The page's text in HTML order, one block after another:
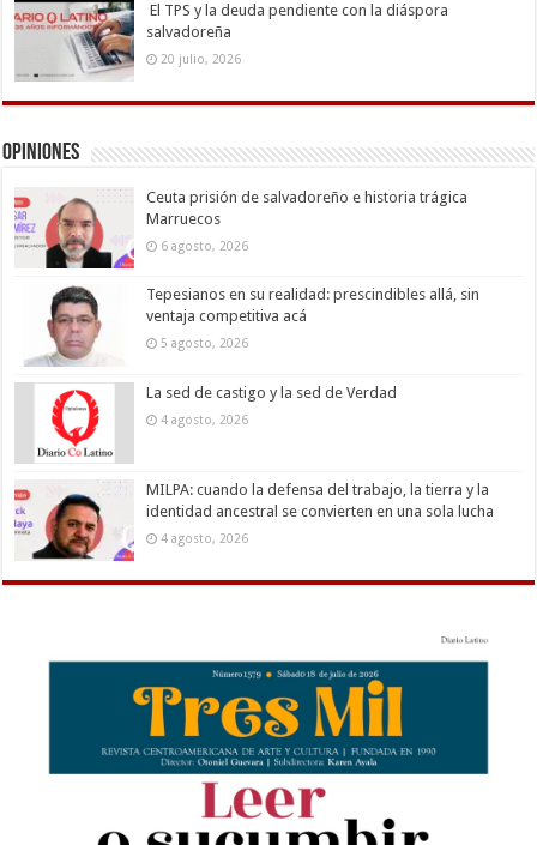
El TPS y la deuda pendiente con la diáspora
salvadoreña
20 julio, 2026
Opiniones
Ceuta prisión de salvadoreño e historia trágica
Marruecos
6 agosto, 2026
Tepesianos en su realidad: prescindibles allá, sin
ventaja competitiva acá
5 agosto, 2026
La sed de castigo y la sed de Verdad
4 agosto, 2026
MILPA: cuando la defensa del trabajo, la tierra y la
identidad ancestral se convierten en una sola lucha
4 agosto, 2026